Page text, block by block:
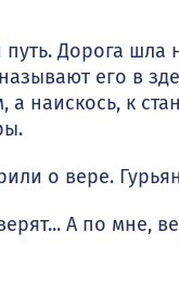
Дорога
его в
наискось, к
о вере.
А по мне,